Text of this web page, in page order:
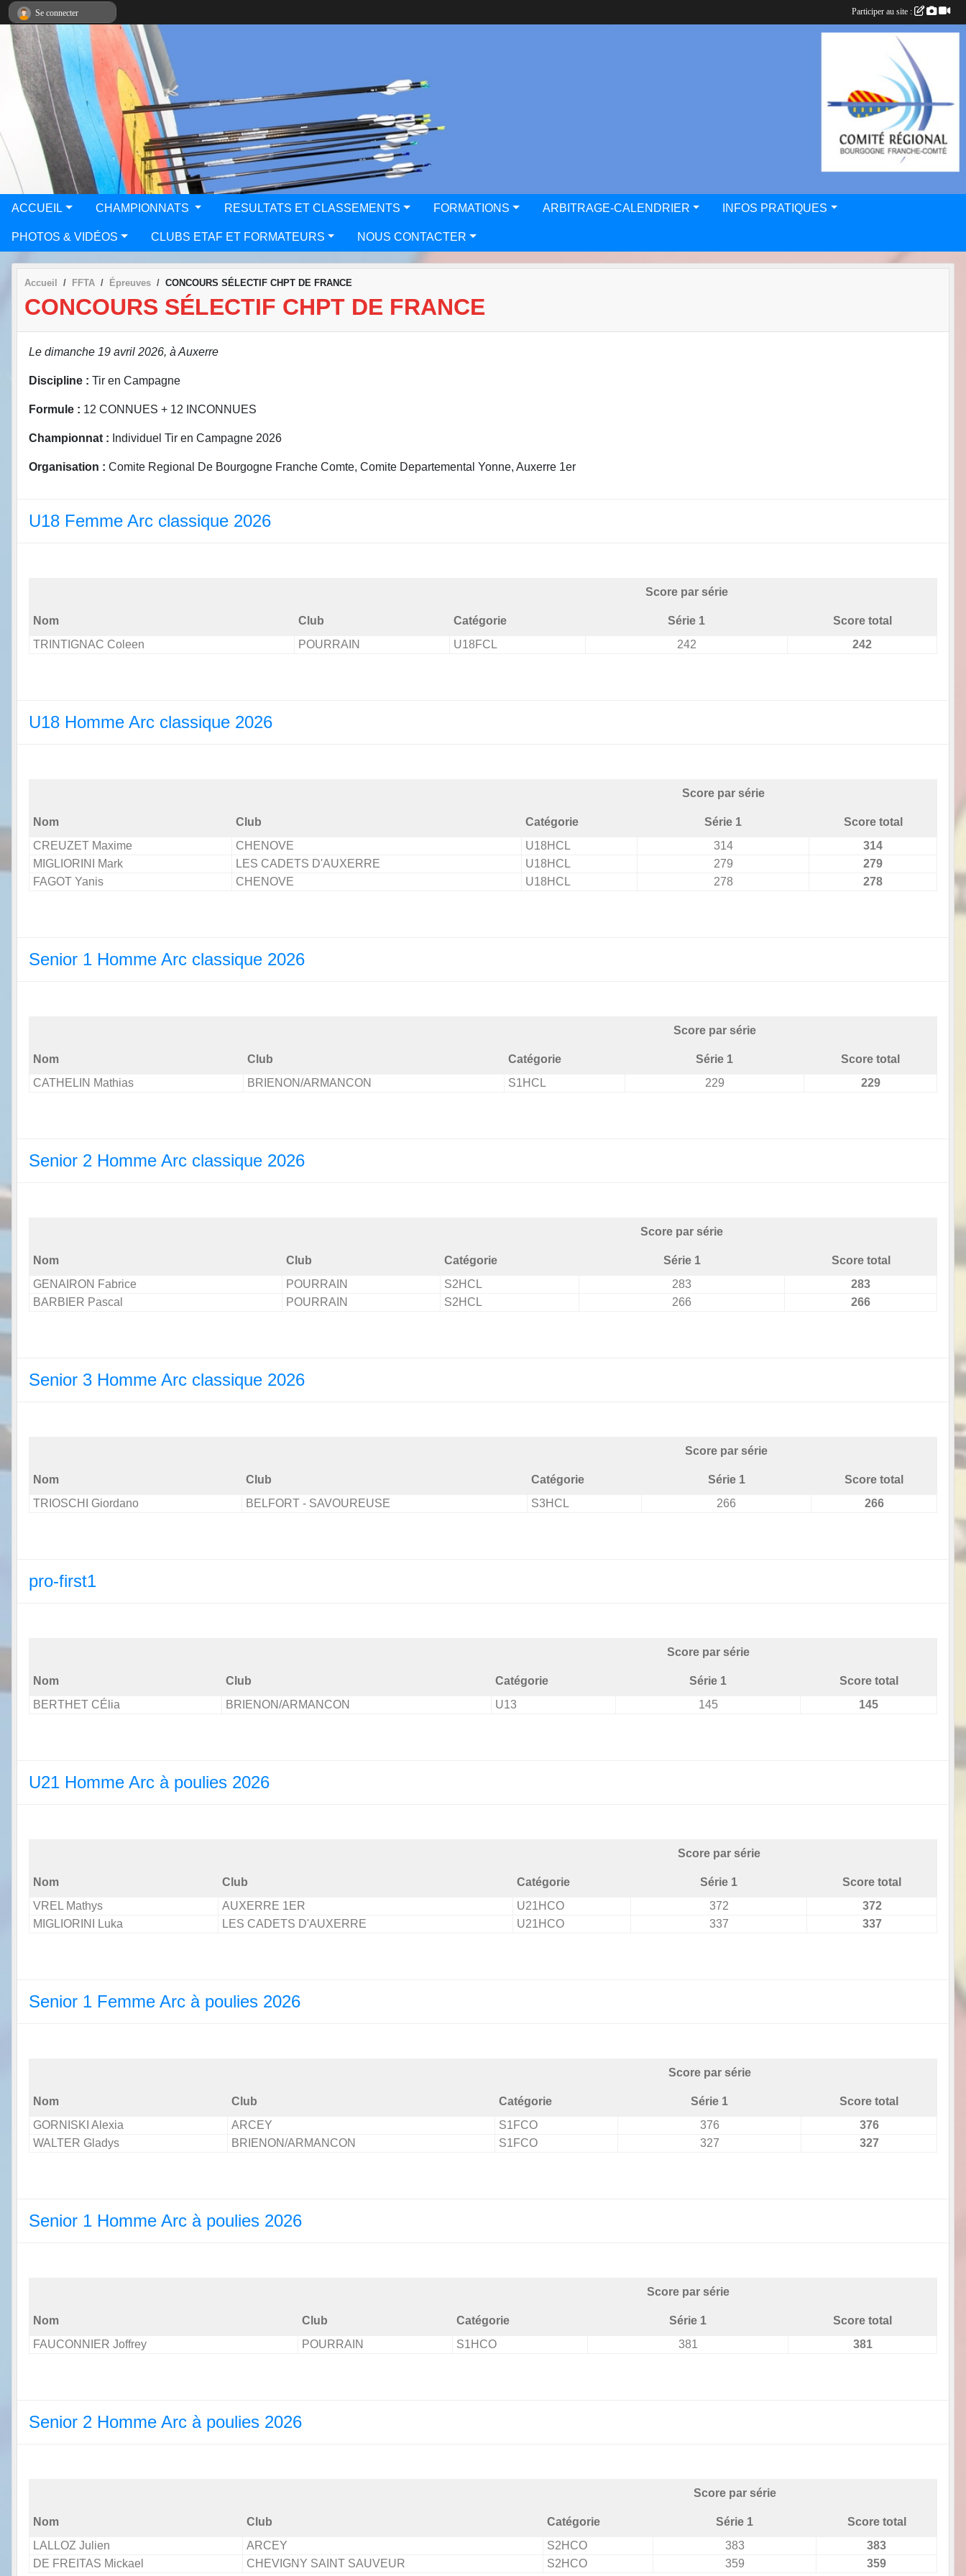
ACCUEIL CHAMPIONNATS RESULTATS ET CLASSEMENTS FORMATIONS ARBITRAGE-CALENDRIER INFOS PRATIQUES
PHOTOS & VIDÉOS CLUBS ETAF ET FORMATEURS NOUS CONTACTER
Accueil FFTA Épreuves CONCOURS SÉLECTIF CHPT DE FRANCE
CONCOURS SÉLECTIF CHPT DE FRANCE
Le dimanche 19 avril 2026, à Auxerre
Discipline : Tir en Campagne
Formule : 12 CONNUES + 12 INCONNUES
Championnat : Individuel Tir en Campagne 2026
Organisation : Comite Regional De Bourgogne Franche Comte, Comite Departemental Yonne, Auxerre 1er
U18 Femme Arc classique 2026
Score par série
Nom Club Catégorie Série 1
Score total
TRINTIGNAC Coleen
POURRAIN U18FCL 242 242
U18 Homme Arc classique 2026
Score par série
Nom Club Catégorie Série 1
Score total
CREUZET Maxime
CHENOVE U18HCL 314
314
MIGLIORINI Mark
LES CADETS D'AUXERRE U18HCL 279
279
FAGOT Yanis
CHENOVE U18HCL 278 278
Senior 1 Homme Arc classique 2026
Score par série
Nom Club Catégorie Série 1
Score total
CATHELIN Mathias
BRIENON/ARMANCON S1HCL 229 229
Senior 2 Homme Arc classique 2026
Score par série
Nom Club Catégorie Série 1
Score total
GENAIRON Fabrice
POURRAIN S2HCL 283
283
BARBIER Pascal
POURRAIN S2HCL 266 266
Senior 3 Homme Arc classique 2026
Score par série
Nom Club Catégorie Série 1
Score total
TRIOSCHI Giordano
BELFORT - SAVOUREUSE S3HCL 266 266
pro-first1
Score par série
Nom Club Catégorie Série 1
Score total
BERTHET CÉlia
BRIENON/ARMANCON U13 145 145
U21 Homme Arc à poulies 2026
Score par série
Nom Club Catégorie Série 1
Score total
VREL Mathys
AUXERRE 1ER U21HCO 372
372
MIGLIORINI Luka
LES CADETS D'AUXERRE U21HCO 337 337
Senior 1 Femme Arc à poulies 2026
Score par série
Nom Club Catégorie Série 1
Score total
GORNISKI Alexia
ARCEY S1FCO 376
376
WALTER Gladys
BRIENON/ARMANCON S1FCO 327 327
Senior 1 Homme Arc à poulies 2026
Score par série
Nom Club Catégorie Série 1
Score total
FAUCONNIER Joffrey
POURRAIN S1HCO 381 381
Senior 2 Homme Arc à poulies 2026
Score par série
Nom Club Catégorie Série 1
Score total
LALLOZ Julien
ARCEY S2HCO 383
383
DE FREITAS Mickael
CHEVIGNY SAINT SAUVEUR S2HCO 359 359
Se connecter Participer au site :
Panneau de gestion des cookies